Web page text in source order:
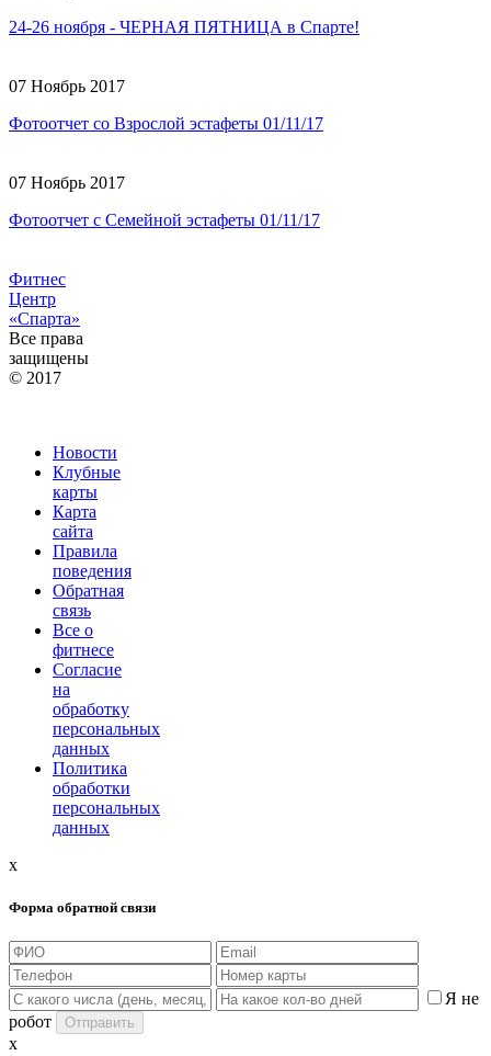
24-26 ноября - ЧЕРНАЯ ПЯТНИЦА в Спарте!
07 Ноябрь 2017
Фотоотчет со Взрослой эстафеты 01/11/17
07 Ноябрь 2017
Фотоотчет с Семейной эстафеты 01/11/17
Фитнес
Центр
«Спарта»
Все права
защищены
© 2017
Новости
Клубные
карты
Карта
сайта
Правила
поведения
Обратная
связь
Все о
фитнесе
Согласие
на
обработку
персональных
данных
Политика
обработки
персональных
данных
x
Форма обратной связи
Я не
робот
x